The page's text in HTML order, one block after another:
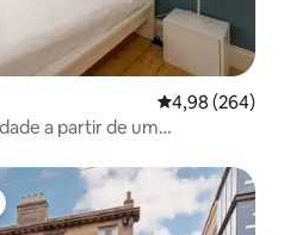
4,98 de uma
4,98 (264)
a partir de um
dos hóspedes